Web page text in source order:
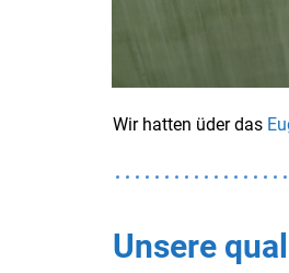
​Wir hatten üder das
Unsere